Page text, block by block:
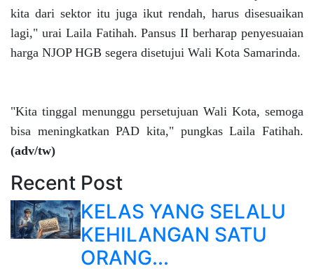
kita dari sektor itu juga ikut rendah, harus disesuaikan
lagi," urai Laila Fatihah. Pansus II berharap penyesuaian
harga NJOP HGB segera disetujui Wali Kota Samarinda.
"Kita tinggal menunggu persetujuan Wali Kota, semoga
bisa meningkatkan PAD kita," pungkas Laila Fatihah.
(adv/tw)
Recent Post
KELAS YANG SELALU
KEHILANGAN SATU
ORANG...